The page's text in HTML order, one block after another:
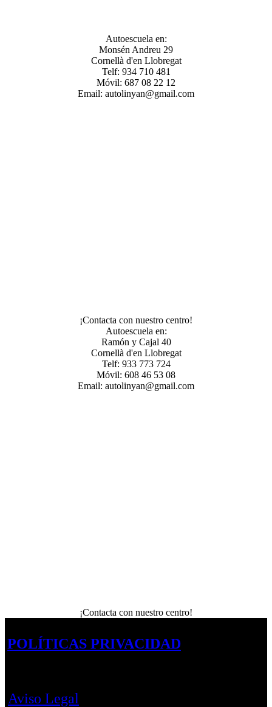
Autoescuela en:
Monsén Andreu 29
Cornellà d'en Llobregat
Telf: 934 710 481
Móvil: 687 08 22 12
Email: autolinyan@gmail.com
¡Contacta con nuestro centro!
Autoescuela en:
Ramón y Cajal 40
Cornellà d'en Llobregat
Telf: 933 773 724
Móvil: 608 46 53 08
Email: autolinyan@gmail.com
¡Contacta con nuestro centro!
POLÍTICAS PRIVACIDAD
Aviso Legal